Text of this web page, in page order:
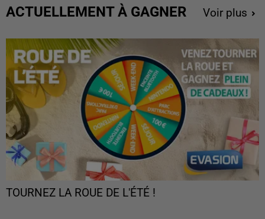
ACTUELLEMENT À GAGNER Voir plus
TOURNEZ LA ROUE DE L'ÉTÉ !